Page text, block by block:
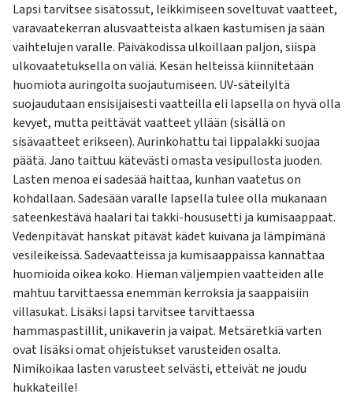
Lapsi tarvitsee sisätossut, leikkimiseen soveltuvat vaatteet,
varavaatekerran alusvaatteista alkaen kastumisen ja sään
vaihtelujen varalle. Päiväkodissa ulkoillaan paljon, siispä
ulkovaatetuksella on väliä. Kesän helteissä kiinnitetään
huomiota auringolta suojautumiseen. UV-säteilyltä
suojaudutaan ensisijaisesti vaatteilla eli lapsella on hyvä olla
kevyet, mutta peittävät vaatteet yllään (sisällä on
sisävaatteet erikseen). Aurinkohattu tai lippalakki suojaa
päätä. Jano taittuu kätevästi omasta vesipullosta juoden.
Lasten menoa ei sadesää haittaa, kunhan vaatetus on
kohdallaan. Sadesään varalle lapsella tulee olla mukanaan
sateenkestävä haalari tai takki-housusetti ja kumisaappaat.
Vedenpitävät hanskat pitävät kädet kuivana ja lämpimänä
vesileikeissä. Sadevaatteissa ja kumisaappaissa kannattaa
huomioida oikea koko. Hieman väljempien vaatteiden alle
mahtuu tarvittaessa enemmän kerroksia ja saappaisiin
villasukat. Lisäksi lapsi tarvitsee tarvittaessa
hammaspastillit, unikaverin ja vaipat. Metsäretkiä varten
ovat lisäksi omat ohjeistukset varusteiden osalta.
Nimikoikaa lasten varusteet selvästi, etteivät ne joudu
hukkateille!